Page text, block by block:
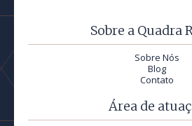
Sobre a Quadra
Sobre Nós
Blog
Contato
Área de